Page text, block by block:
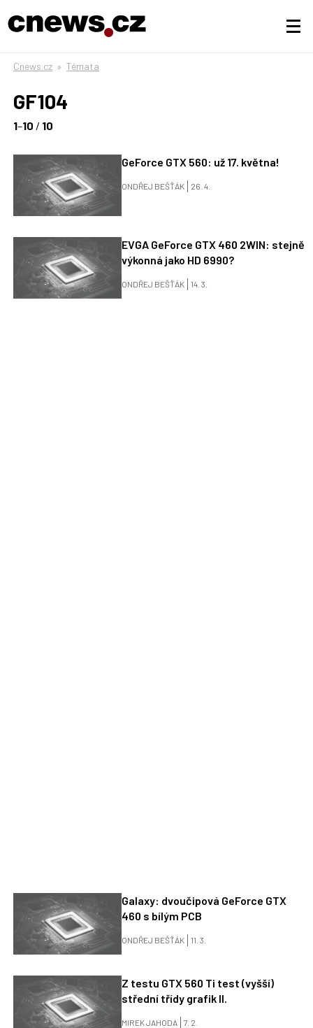
Cnews.cz » Témata
GF104
1–10 / 10
GeForce GTX 560: už 17. května!
ONDŘEJ BEŠŤÁK 26. 4.
EVGA GeForce GTX 460 2WIN: stejně
výkonná jako HD 6990?
ONDŘEJ BEŠŤÁK 14. 3.
Galaxy: dvoučipová GeForce GTX
460 s bílým PCB
ONDŘEJ BEŠŤÁK 11. 3.
Z testu GTX 560 Ti test (vyšší)
střední třídy grafik II.
MIREK JAHODA 7. 2.